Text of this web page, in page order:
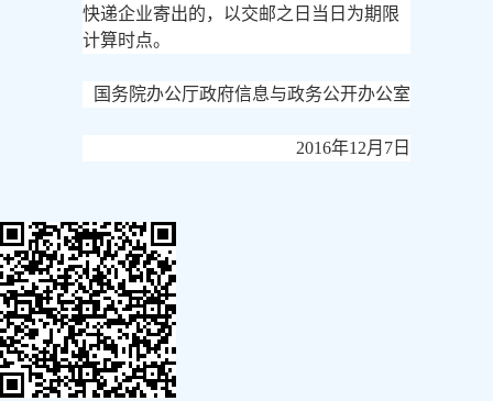
快递企业寄出的，以交邮之日当日为期限
计算时点。
国务院办公厅政府信息与政务公开办公室
2016年12月7日